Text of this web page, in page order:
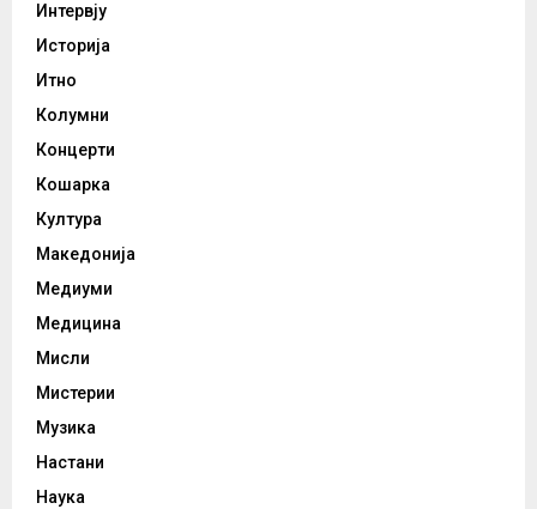
Интервју
Историја
Итно
Колумни
Концерти
Кошарка
Култура
Македонија
Медиуми
Медицина
Мисли
Мистерии
Музика
Настани
Наука